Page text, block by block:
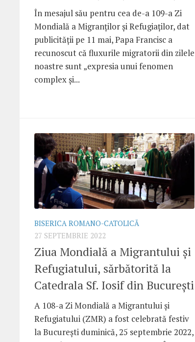
În mesajul său pentru cea de-a 109-a Zi
Mondială a Migranților și Refugiaților, dat
publicității pe 11 mai, Papa Francisc a
recunoscut că fluxurile migratorii din zilele
noastre sunt „expresia unui fenomen
complex și...
BISERICA ROMANO-CATOLICĂ
27 SEPTEMBRIE 2022
Ziua Mondială a Migrantului și
Refugiatului, sărbătorită la
Catedrala Sf. Iosif din București
A 108-a Zi Mondială a Migrantului și
Refugiatului (ZMR) a fost celebrată festiv
la București duminică, 25 septembrie 2022,